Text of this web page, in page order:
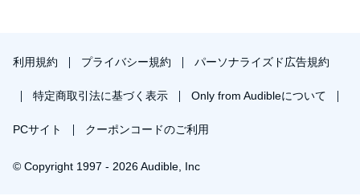
利用規約 プライバシー規約 パーソナライズド広告規約
特定商取引法に基づく表示 Only from Audibleについて
PCサイト クーポンコードのご利用
© Copyright 1997 - 2026 Audible, Inc